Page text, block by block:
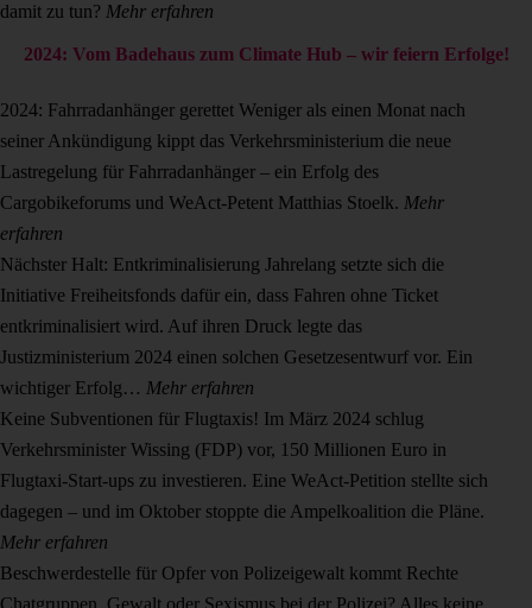
damit zu tun? Mehr erfahren
2024: Vom Badehaus zum Climate Hub – wir feiern Erfolge!
2024: Fahrradanhänger gerettet Weniger als einen Monat nach
seiner Ankündigung kippt das Verkehrsministerium die neue
Lastregelung für Fahrradanhänger – ein Erfolg des
Cargobikeforums und WeAct-Petent Matthias Stoelk. Mehr
erfahren
Nächster Halt: Entkriminalisierung Jahrelang setzte sich die
Initiative Freiheitsfonds dafür ein, dass Fahren ohne Ticket
entkriminalisiert wird. Auf ihren Druck legte das
Justizministerium 2024 einen solchen Gesetzesentwurf vor. Ein
wichtiger Erfolg… Mehr erfahren
Keine Subventionen für Flugtaxis! Im März 2024 schlug
Verkehrsminister Wissing (FDP) vor, 150 Millionen Euro in
Flugtaxi-Start-ups zu investieren. Eine WeAct-Petition stellte sich
dagegen – und im Oktober stoppte die Ampelkoalition die Pläne.
Mehr erfahren
Beschwerdestelle für Opfer von Polizeigewalt kommt Rechte